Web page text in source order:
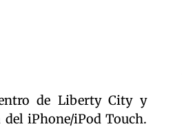
de Liberty City y
iPhone/iPod Touch.